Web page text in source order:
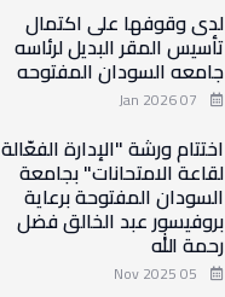
لدى وقوفها على اكتمال
تأسيس المقر البديل لرئاسه
جامعه السودان المفتوحه
اختتام ورشة "الإدارة الفعّالة
لقاعة الامتحانات" بجامعة
السودان المفتوحة برعاية
بروفيسور عبد الخالق فضل
رحمة الله